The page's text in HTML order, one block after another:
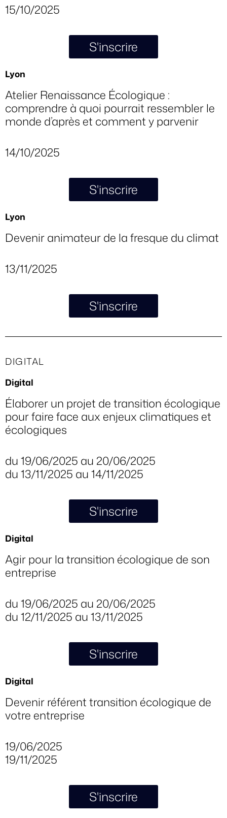
15/10/2025
S'inscrire
Lyon
Atelier Renaissance Écologique :
comprendre à quoi pourrait ressembler le
monde d’après et comment y parvenir
14/10/2025
S'inscrire
Lyon
Devenir animateur de la fresque du climat
13/11/2025
S'inscrire
DIGITAL
Digital
Élaborer un projet de transition écologique
pour faire face aux enjeux climatiques et
écologiques
du 19/06/2025 au 20/06/2025
du 13/11/2025 au 14/11/2025
S'inscrire
Digital
Agir pour la transition écologique de son
entreprise
du 19/06/2025 au 20/06/2025
du 12/11/2025 au 13/11/2025
S'inscrire
Digital
Devenir référent transition écologique de
votre entreprise
19/06/2025
19/11/2025
S'inscrire